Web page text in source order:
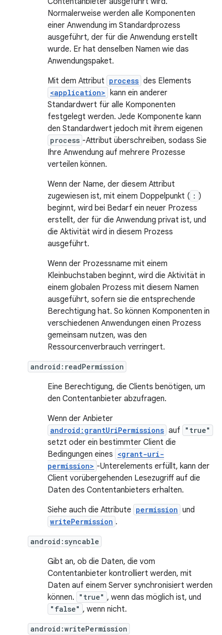
Normalerweise werden alle Komponenten
einer Anwendung im Standardprozess
ausgeführt, der für die Anwendung erstellt
wurde. Er hat denselben Namen wie das
Anwendungspaket.
Mit dem Attribut process des Elements
<application> kann ein anderer
Standardwert für alle Komponenten
festgelegt werden. Jede Komponente kann
den Standardwert jedoch mit ihrem eigenen
process -Attribut überschreiben, sodass Sie
Ihre Anwendung auf mehrere Prozesse
verteilen können.
Wenn der Name, der diesem Attribut
zugewiesen ist, mit einem Doppelpunkt ( : )
beginnt, wird bei Bedarf ein neuer Prozess
erstellt, der für die Anwendung privat ist, und
die Aktivität wird in diesem Prozess
ausgeführt.
Wenn der Prozessname mit einem
Kleinbuchstaben beginnt, wird die Aktivität in
einem globalen Prozess mit diesem Namen
ausgeführt, sofern sie die entsprechende
Berechtigung hat. So können Komponenten in
verschiedenen Anwendungen einen Prozess
gemeinsam nutzen, was den
Ressourcenverbrauch verringert.
android:readPermission
Eine Berechtigung, die Clients benötigen, um
den Contentanbieter abzufragen.
Wenn der Anbieter
android:grantUriPermissions auf "true"
setzt oder ein bestimmter Client die
Bedingungen eines <grant-uri-
permission> -Unterelements erfüllt, kann der
Client vorübergehenden Lesezugriff auf die
Daten des Contentanbieters erhalten.
Siehe auch die Attribute permission und
writePermission .
android:syncable
Gibt an, ob die Daten, die vom
Contentanbieter kontrolliert werden, mit
Daten auf einem Server synchronisiert werden
können.
"true" , wenn das möglich ist, und
"false" , wenn nicht.
android:writePermission